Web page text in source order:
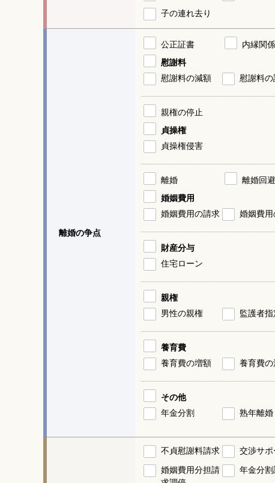
子の連れ去り
離婚の争点
公正証書 内縁関係
慰謝料
慰謝料の減額
慰謝料
親権の停止
貞操権
貞操権侵害
離婚
離婚回避
婚姻費用
婚姻費用の請求
婚姻費
財産分与
住宅ローン
親権
男性の親権
監護者指
養育費
養育費の増額
養育費
その他
年金分割
熟年離婚
不貞慰謝料請求 交渉サポ
婚姻費用分担請
年金分